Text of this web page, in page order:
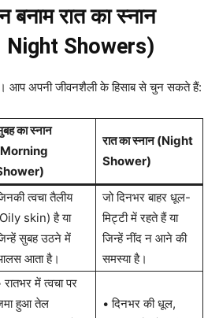
बनाम रात का स्नान
Showers)
आप अपनी जीवनशैली के हिसाब से चुन सकते हैं:
का स्नान
रात का स्नान (Night
Shower)
त्वचा तैलीय
skin) है या
सुबह उठने में
आता है।
जो दिनभर बाहर धूल-
मिट्टी में रहते हैं या
जिन्हें नींद न आने की
समस्या है।
रातभर में त्वचा पर
हुआ तेल
• दिनभर की धूल,